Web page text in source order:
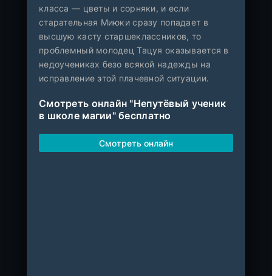
класса — цветы и сорняки, и если
старательная Миюки сразу попадает в
высшую касту старшеклассников, то
проблемный молодец Тацуя оказывается в
недоучениках безо всякой надежды на
исправление этой плачевной ситуации.
Смотреть онлайн "Непутёвый ученик
в школе магии" бесплатно
Смотреть онлайн